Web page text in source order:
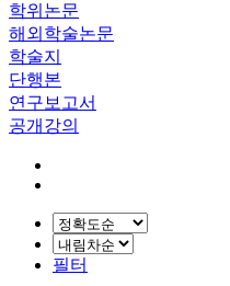
학위논문
해외학술논문
학술지
단행본
연구보고서
공개강의
필터